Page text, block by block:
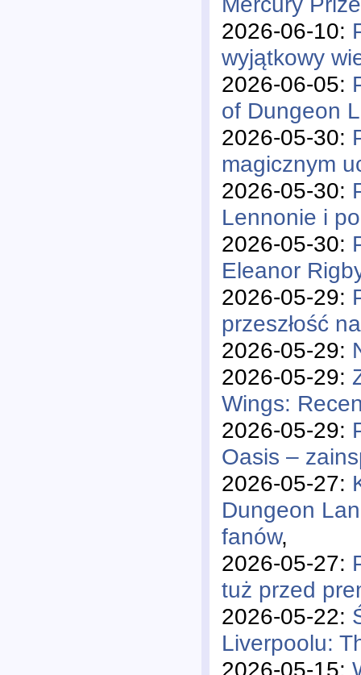
2026-06-10:
wyjątkowy
2026-06-05:
of Dungeon
2026-05-30:
magicznym
2026-05-30:
Lennonie i
2026-05-30:
Eleanor
2026-05-29:
przeszłość
2026-05-29:
2026-05-29:
Wings:
2026-05-29:
Oasis –
2026-05-27:
Dungeon
fanów,
2026-05-27:
tuż przed
2026-05-22:
Liverpoolu:
2026-05-15: